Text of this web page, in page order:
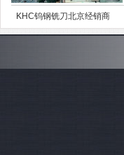
钨钢铣刀北京经销商